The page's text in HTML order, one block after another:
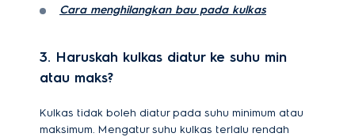
Cara menghilangkan bau pada kulkas
3. Haruskah kulkas diatur ke suhu min
atau maks?
Kulkas tidak boleh diatur pada suhu minimum atau
maksimum. Mengatur suhu kulkas terlalu rendah